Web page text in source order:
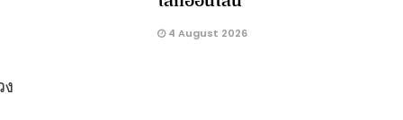
4 August 2026